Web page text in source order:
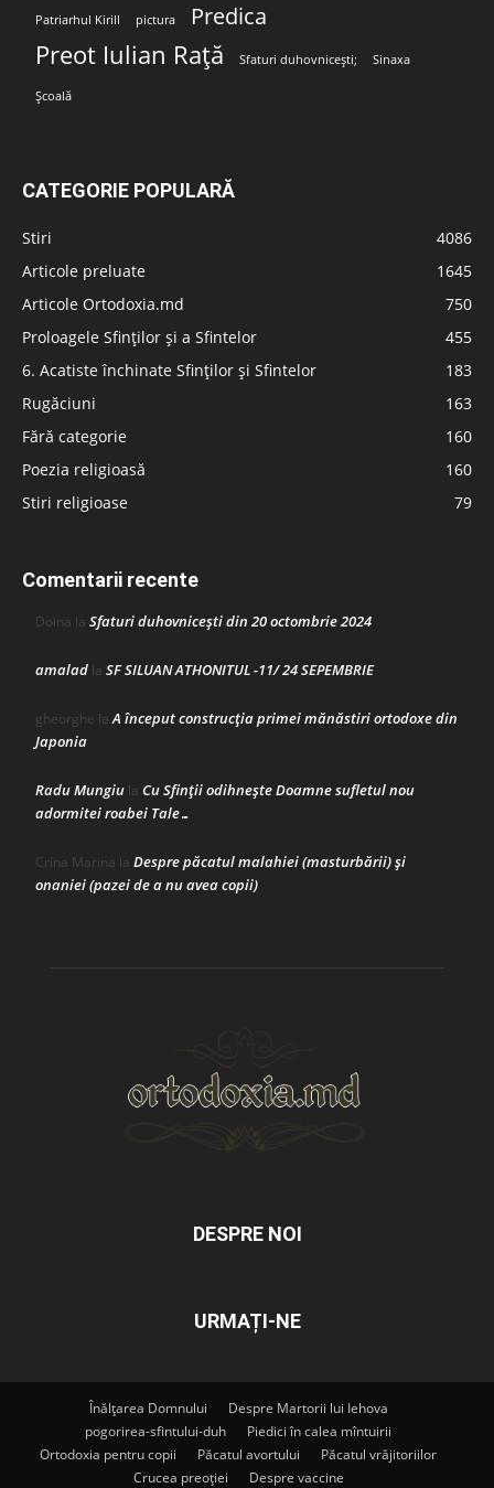
Patriarhul Kirill pictura Predica
Preot Iulian Rață Sfaturi duhovnicești; Sinaxa
Școală
CATEGORIE POPULARĂ
Stiri
4086
Articole preluate
1645
Articole Ortodoxia.md
750
Proloagele Sfinților și a Sfintelor
455
6. Acatiste închinate Sfinților și Sfintelor
183
Rugăciuni
163
Fără categorie
160
Poezia religioasă
160
Stiri religioase
79
Comentarii recente
Doina la Sfaturi duhovnicești din 20 octombrie 2024
amalad la SF SILUAN ATHONITUL -11/ 24 SEPEMBRIE
gheorghe laA început construcţia primei mănăstiri ortodoxe din
Japonia
Radu Mungiu la Cu Sfinții odihnește Doamne sufletul nou
adormitei roabei Tale…
Crina Marina la Despre păcatul malahiei (masturbării) şi
onaniei (pazei de a nu avea copii)
DESPRE NOI
URMAȚI-NE
Înălțarea Domnului
Despre Martorii lui Iehova
pogorirea-sfintului-duh
Piedici în calea mîntuirii
Ortodoxia pentru copii
Păcatul avortului
Păcatul vrăjitoriilor
Crucea preoției
Despre vaccine